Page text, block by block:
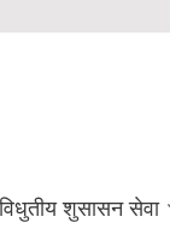
विधुतीय शुसासन सेवा